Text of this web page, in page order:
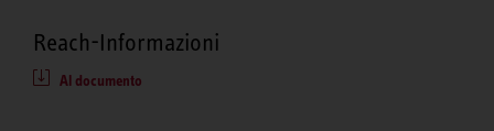
Reach-Informazioni
Al documento